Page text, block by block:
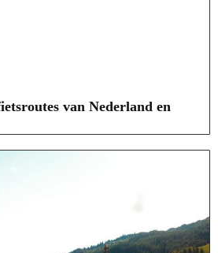
van Nederland en